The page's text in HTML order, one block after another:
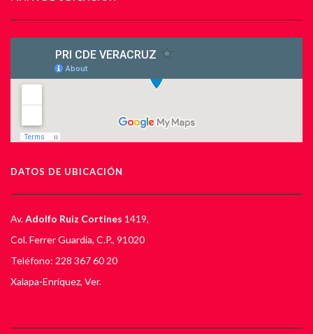
DATOS DE UBICACIÓN
Av.Adolfo Ruiz Cortines 1419,
Col. Ferrer Guardia, C.P., 91020
Teléfono: 228 367 60 20
Xalapa-Enríquez, Ver.